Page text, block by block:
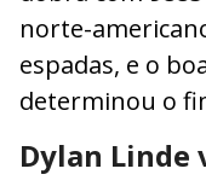
norte-
espadas, e o
determinou o
Dylan Linde